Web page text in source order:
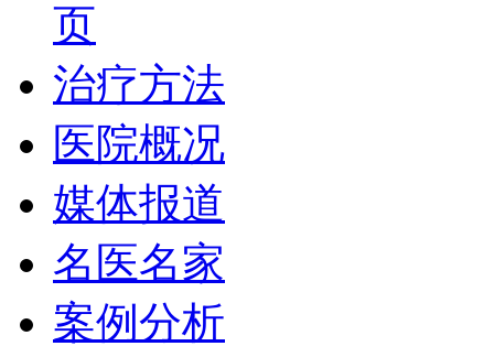
页
治疗方法
医院概况
媒体报道
名医名家
案例分析